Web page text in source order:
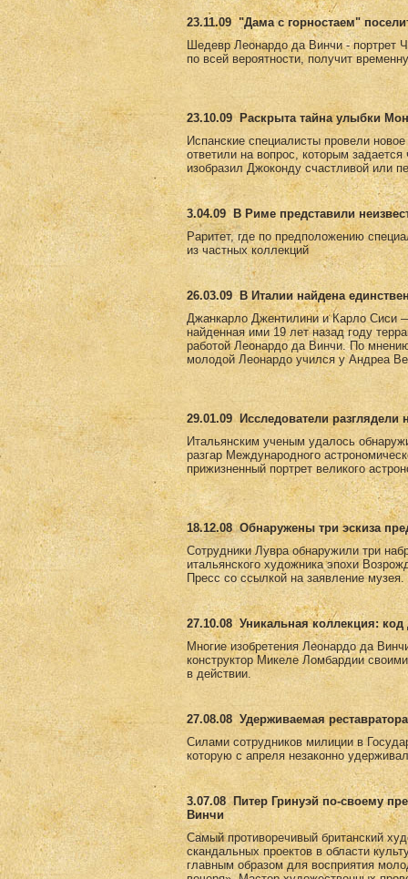
23.11.09 "Дама с горностаем"
Шедевр Леонардо да Винчи - портрет
по всей вероятности, получит
23.10.09
Раскрыта тайна улыбки
Испанские специалисты провели
ответили на вопрос, которым
изобразил Джоконду счастливой или
3.04.09 В Риме представили
Раритет, где по предположению
из частных коллекций
26.03.09
В Италии найдена
Джанкарло Джентилини и Карло Сиси
найденная ими 19 лет назад году
работой Леонардо да Винчи. По
молодой Леонардо учился у Андреа
29.01.09
Исследователи
Итальянским ученым удалось
разгар Международного
прижизненный портрет великого
18.12.08 Обнаружены три эскиза
Сотрудники Лувра обнаружили три
итальянского художника эпохи
Пресс со ссылкой на заявление музея.
27.10.08 Уникальная коллекция:
Многие изобретения Леонардо да
конструктор Микеле Ломбардии
в действии.
27.08.08 Удерживаемая
Силами сотрудников милиции в
которую с апреля незаконно
3.07.08
Питер Гринуэй по-своему
Винчи
Самый противоречивый британский
скандальных проектов в области
главным образом для восприятия